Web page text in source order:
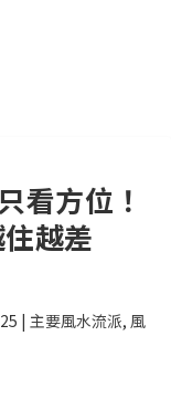
看方位！
越差
| 主要風水流派, 風